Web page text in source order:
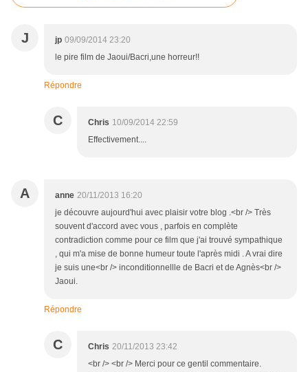
J jp 09/09/2014 23:20
le pire film de Jaoui/Bacri,une horreur!!
Répondre
C Chris 10/09/2014 22:59
Effectivement....
A anne 20/11/2013 16:20
je découvre aujourd'hui avec plaisir votre blog .<br /> Très
souvent d'accord avec vous , parfois en complète
contradiction comme pour ce film que j'ai trouvé sympathique
, qui m'a mise de bonne humeur toute l'après midi . A vrai dire
je suis une<br /> inconditionnellle de Bacri et de Agnès<br />
Jaoui.
Répondre
C Chris 20/11/2013 23:42
<br /> <br /> Merci pour ce gentil commentaire.